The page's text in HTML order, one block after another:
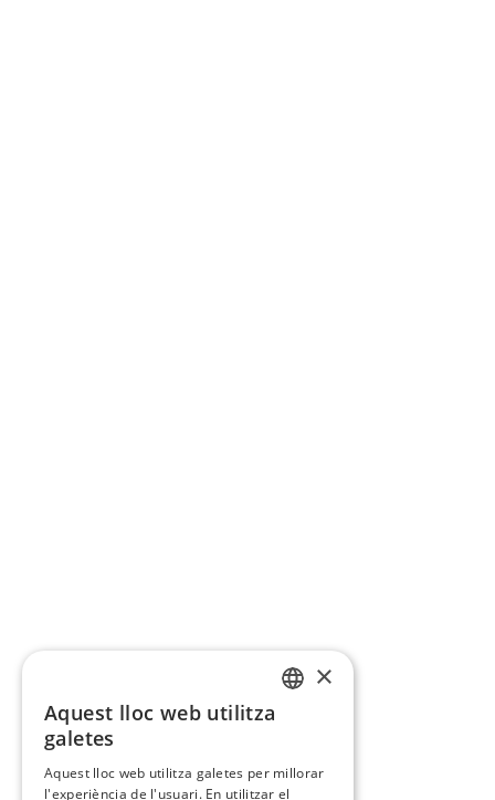
×
Aquest lloc web utilitza
galetes
Aquest lloc web utilitza galetes per millorar
l'experiència de l'usuari. En utilitzar el